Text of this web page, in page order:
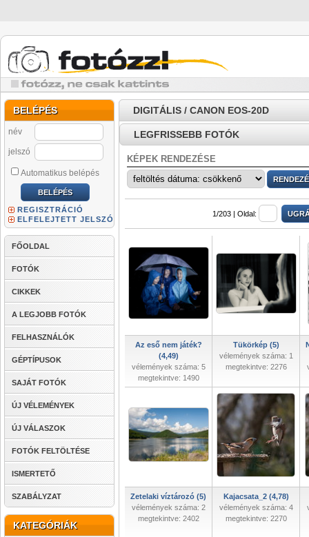
BELÉPÉS
név
jelszó
Automatikus belépés
REGISZTRÁCIÓ
ELFELEJTETT JELSZÓ
FŐOLDAL
FOTÓK
CIKKEK
A LEGJOBB FOTÓK
FELHASZNÁLÓK
GÉPTÍPUSOK
SAJÁT FOTÓK
ÚJ VÉLEMÉNYEK
ÚJ VÁLASZOK
FOTÓK FELTÖLTÉSE
ISMERTETŐ
SZABÁLYZAT
KATEGÓRIÁK
DIGITÁLIS / CANON EOS-20D
LEGFRISSEBB FOTÓK
KÉPEK RENDEZÉSE
1/203 | Oldal:
Az eső nem játék?
(4,49)
vélemények száma: 5
megtekintve: 1490
Tükörkép (5)
vélemények száma: 1
megtekintve: 2276
Zetelaki víztározó (5)
vélemények száma: 2
megtekintve: 2402
Kajacsata_2 (4,78)
vélemények száma: 4
megtekintve: 2270